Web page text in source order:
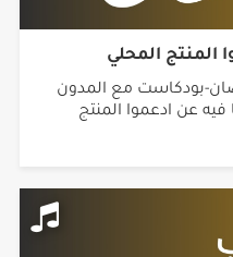
المنتج المحلي
بودكاست مع المدون
فيه عن ادعموا المنتج